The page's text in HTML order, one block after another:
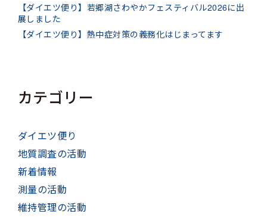
【ダイエツ便り】若郷湖さわやかフェスティバル2026に出
展しました
【ダイエツ便り】熱中症対策の義務化はじまってます
カテゴリー
ダイエツ便り
地質調査の活動
新着情報
測量の活動
維持管理の活動